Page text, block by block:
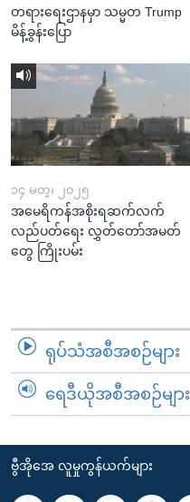
တရားရေးဌာနမှာ သမ္မတ Trump
မိန့်ခွန်းပြော
၁၄ မတ္၊ ၂၀၂၅
အမေရိကန်အစိုးရဆက်လက်
လည်ပတ်ရေး လွှတ်တော်အမတ်
တွေ ကြိုးပမ်း
ရုပ်သံအစီအစဉ်များ
ရေဒီယိုအစီအစဉ်များ
ဗွီအိုအေ လူမှုကွန်ယက်များ